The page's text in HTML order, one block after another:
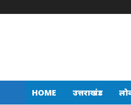
HOME उत्तराखंड